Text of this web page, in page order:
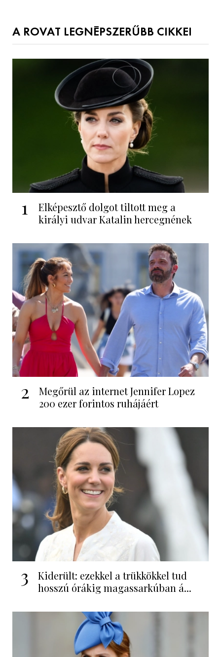
A ROVAT LEGNÉPSZERŰBB CIKKEI
1
Elképesztő dolgot tiltott meg a
királyi udvar Katalin hercegnének
2
Megőrül az internet Jennifer Lopez
200 ezer forintos ruhájáért
3
Kiderült: ezekkel a trükkökkel tud
hosszú órákig magassarkúban á...